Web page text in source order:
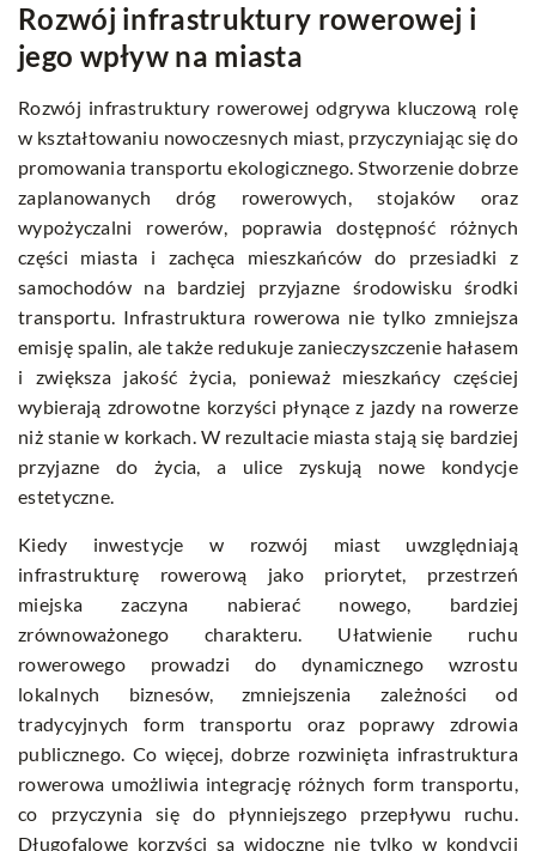
Rozwój infrastruktury rowerowej i
jego wpływ na miasta
Rozwój infrastruktury rowerowej odgrywa kluczową rolę
w kształtowaniu nowoczesnych miast, przyczyniając się do
promowania transportu ekologicznego. Stworzenie dobrze
zaplanowanych dróg rowerowych, stojaków oraz
wypożyczalni rowerów, poprawia dostępność różnych
części miasta i zachęca mieszkańców do przesiadki z
samochodów na bardziej przyjazne środowisku środki
transportu. Infrastruktura rowerowa nie tylko zmniejsza
emisję spalin, ale także redukuje zanieczyszczenie hałasem
i zwiększa jakość życia, ponieważ mieszkańcy częściej
wybierają zdrowotne korzyści płynące z jazdy na rowerze
niż stanie w korkach. W rezultacie miasta stają się bardziej
przyjazne do życia, a ulice zyskują nowe kondycje
estetyczne.
Kiedy inwestycje w rozwój miast uwzględniają
infrastrukturę rowerową jako priorytet, przestrzeń
miejska zaczyna nabierać nowego, bardziej
zrównoważonego charakteru. Ułatwienie ruchu
rowerowego prowadzi do dynamicznego wzrostu
lokalnych biznesów, zmniejszenia zależności od
tradycyjnych form transportu oraz poprawy zdrowia
publicznego. Co więcej, dobrze rozwinięta infrastruktura
rowerowa umożliwia integrację różnych form transportu,
co przyczynia się do płynniejszego przepływu ruchu.
Długofalowe korzyści są widoczne nie tylko w kondycji